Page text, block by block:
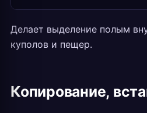
Делает выделение полым
куполов и пещер.
Копирование,